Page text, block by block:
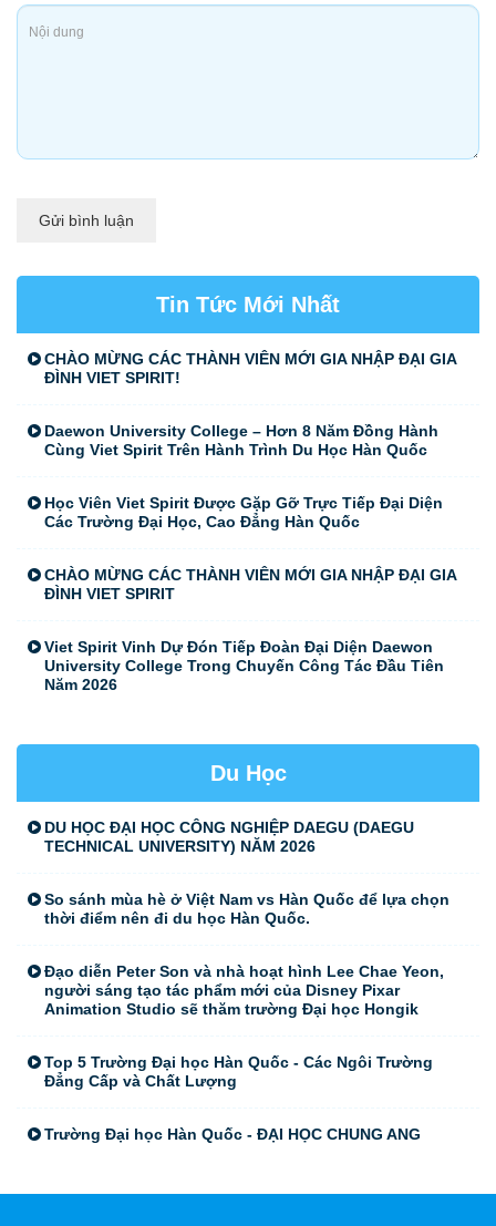
Gửi bình luận
Tin Tức Mới Nhất
CHÀO MỪNG CÁC THÀNH VIÊN MỚI GIA NHẬP ĐẠI GIA
ĐÌNH VIET SPIRIT!
Daewon University College – Hơn 8 Năm Đồng Hành
Cùng Viet Spirit Trên Hành Trình Du Học Hàn Quốc
Học Viên Viet Spirit Được Gặp Gỡ Trực Tiếp Đại Diện
Các Trường Đại Học, Cao Đẳng Hàn Quốc
CHÀO MỪNG CÁC THÀNH VIÊN MỚI GIA NHẬP ĐẠI GIA
ĐÌNH VIET SPIRIT
Viet Spirit Vinh Dự Đón Tiếp Đoàn Đại Diện Daewon
University College Trong Chuyến Công Tác Đầu Tiên
Năm 2026
Du Học
DU HỌC ĐẠI HỌC CÔNG NGHIỆP DAEGU (DAEGU
TECHNICAL UNIVERSITY) NĂM 2026
So sánh mùa hè ở Việt Nam vs Hàn Quốc để lựa chọn
thời điểm nên đi du học Hàn Quốc.
Đạo diễn Peter Son và nhà hoạt hình Lee Chae Yeon,
người sáng tạo tác phẩm mới của Disney Pixar
Animation Studio sẽ thăm trường Đại học Hongik
Top 5 Trường Đại học Hàn Quốc - Các Ngôi Trường
Đẳng Cấp và Chất Lượng
Trường Đại học Hàn Quốc - ĐẠI HỌC CHUNG ANG